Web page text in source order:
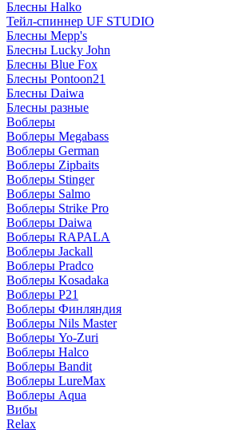
Блесны Halko
Тейл-спиннер UF STUDIO
Блесны Mepp's
Блесны Lucky John
Блесны Blue Fox
Блесны Pontoon21
Блесны Daiwa
Блесны разные
Воблеры
Воблеры Megabass
Воблеры German
Воблеры Zipbaits
Воблеры Stinger
Воблеры Salmo
Воблеры Strike Pro
Воблеры Daiwa
Воблеры RAPALA
Воблеры Jackall
Воблеры Pradco
Воблеры Kosadaka
Воблеры P21
Воблеры Финляндия
Воблеры Nils Master
Воблеры Yo-Zuri
Воблеры Halco
Воблеры Bandit
Воблеры LureMax
Воблеры Aqua
Вибы
Relax